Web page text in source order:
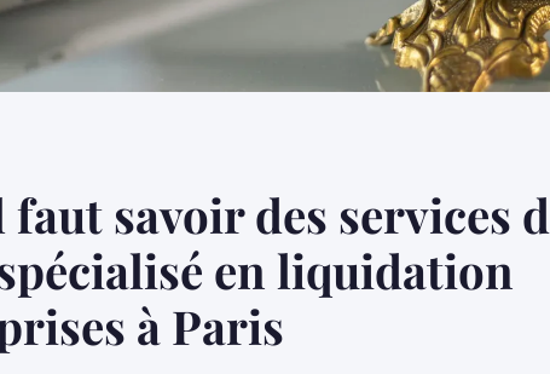
faut savoir des services
en liquidation
à Paris